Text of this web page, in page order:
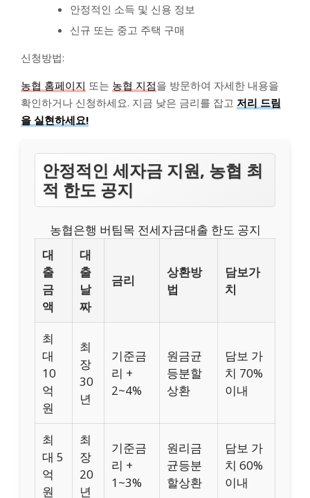
안정적인 소득 및 신용 정보
신규 또는 중고 주택 구매
신청방법:
농협 홈페이지 또는 농협 지점을 방문하여 자세한 내용을
확인하거나 신청하세요. 지금 낮은 금리를 잡고 저리 드림
을 실현하세요!
안정적인 세자금 지원, 농협 최
적 한도 공지
농협은행 버팀목 전세자금대출 한도 공지
대
출
금
액
대
출
날
짜
금리
상환방
법
담보가
치
최
대
10
억
원
최
장
30
년
기준금
리 +
2~4%
원금균
등분할
상환
담보 가
치 70%
이내
최
대 5
억
원
최
장
20
년
기준금
리 +
1~3%
원리금
균등분
할상환
담보 가
치 60%
이내